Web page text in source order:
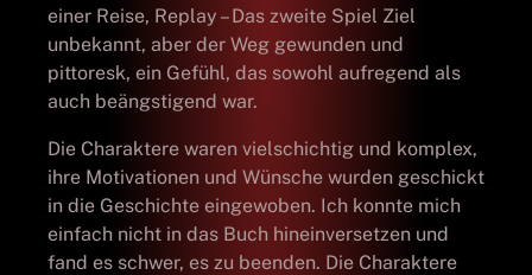
einer Reise, Replay – Das zweite Spiel Ziel
unbekannt, aber der Weg gewunden und
pittoresk, ein Gefühl, das sowohl aufregend als
auch beängstigend war.
Die Charaktere waren vielschichtig und komplex,
ihre Motivationen und Wünsche wurden geschickt
in die Geschichte eingewoben. Ich konnte mich
einfach nicht in das Buch hineinversetzen und
fand es schwer, es zu beenden. Die Charaktere